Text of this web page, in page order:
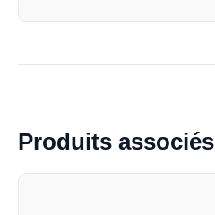
Produits associés